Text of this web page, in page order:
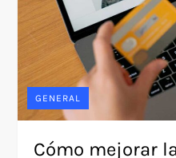
GENERAL
Cómo mejorar